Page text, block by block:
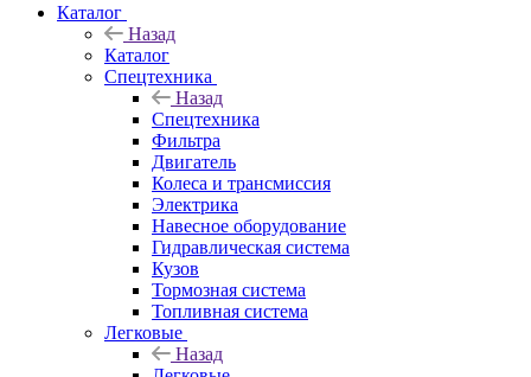
Каталог
Назад
Каталог
Спецтехника
Назад
Спецтехника
Фильтра
Двигатель
Колеса и трансмиссия
Электрика
Навесное оборудование
Гидравлическая система
Кузов
Тормозная система
Топливная система
Легковые
Назад